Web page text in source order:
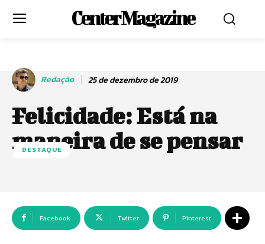
Center Magazine
Redação 25 de dezembro de 2019
Felicidade: Está na
maneira de se pensar
DESTAQUE
Facebook Twitter Pinterest